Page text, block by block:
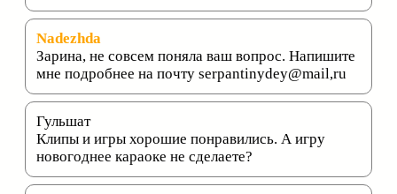
Nadezhda
Зарина, не совсем поняла ваш вопрос. Напишите
мне подробнее на почту serpantinydey@mail,ru
Гульшат
Клипы и игры хорошие понравились. А игру
новогоднее караоке не сделаете?